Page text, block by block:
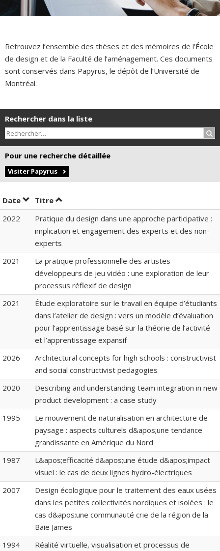
Retrouvez l’ensemble des thèses et des mémoires de l’École
de design et de la Faculté de l’aménagement. Ces documents
sont conservés dans Papyrus, le dépôt de l’Université de
Montréal.
Rechercher dans la liste
Pour une recherche détaillée
Visiter Papyrus
Date Trier par date en ordre décroissant
Titre Trier par titre en ordre décroissant
2022
Pratique du design dans une approche participative :
implication et engagement des experts et des non-
experts
2021
La pratique professionnelle des artistes-
développeurs de jeu vidéo : une exploration de leur
processus réflexif de design
2021
Étude exploratoire sur le travail en équipe d’étudiants
dans l’atelier de design : vers un modèle d’évaluation
pour l’apprentissage basé sur la théorie de l’activité
et l’apprentissage expansif
2026
Architectural concepts for high schools : constructivist
and social constructivist pedagogies
2020
Describing and understanding team integration in new
product development : a case study
1995
Le mouvement de naturalisation en architecture de
paysage : aspects culturels d&apos;une tendance
grandissante en Amérique du Nord
1987
L&apos;efficacité d&apos;une étude d&apos;impact
visuel : le cas de deux lignes hydro-électriques
2007
Design écologique pour le traitement des eaux usées
dans les petites collectivités nordiques et isolées : le
cas d&apos;une communauté crie de la région de la
Baie James
1994
Réalité virtuelle, visualisation et processus de